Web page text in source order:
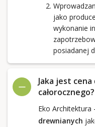
jako
wykonanie
posiadanej
Jaka jest
całorocznego?
Eko Architektura -
drewnianych